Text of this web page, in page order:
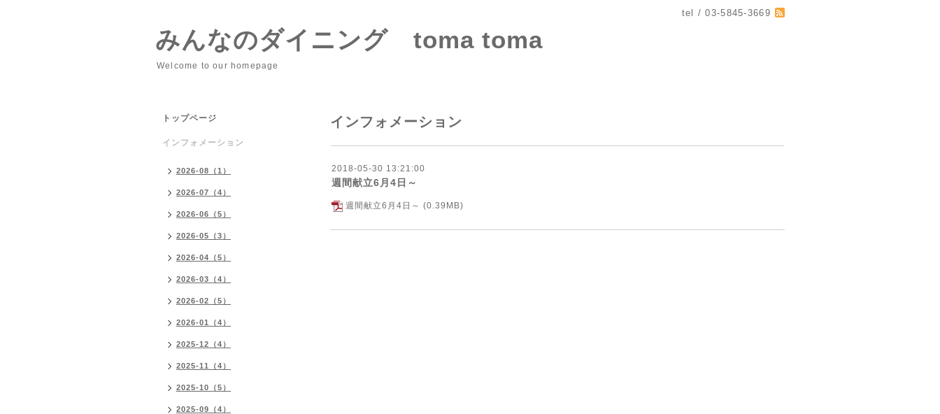
tel / 03-5845-3669
みんなのダイニング toma toma
Welcome to our homepage
インフォメーション
2018-05-30 13:21:00
週間献立6月4日～
週間献立6月4日～ (0.39MB)
トップページ
インフォメーション
2026-08（1）
2026-07（4）
2026-06（5）
2026-05（3）
2026-04（5）
2026-03（4）
2026-02（5）
2026-01（4）
2025-12（4）
2025-11（4）
2025-10（5）
2025-09（4）